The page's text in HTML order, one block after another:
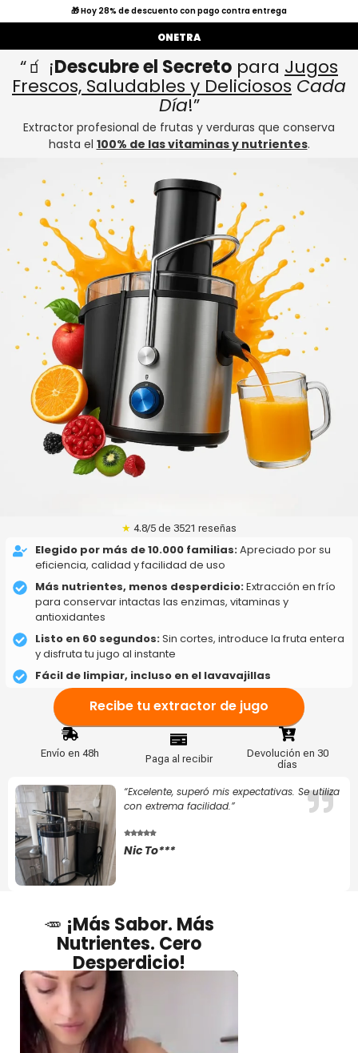
🎁 Hoy 28% de descuento con pago contra entrega
ONETRA
“🧃 ¡Descubre el Secreto para Jugos
Frescos, Saludables y Deliciosos Cada
Día!”
Extractor profesional de frutas y verduras que conserva
hasta el 100% de las vitaminas y nutrientes.
★ 4.8/5 de 3521 reseñas
Elegido por más de 10.000 familias:Apreciado por su
eficiencia, calidad y facilidad de uso
Más nutrientes, menos desperdicio:Extracción en frío
para conservar intactas las enzimas, vitaminas y
antioxidantes
Listo en 60 segundos:Sin cortes, introduce la fruta entera
y disfruta tu jugo al instante
Fácil de limpiar, incluso en el lavavajillas
Recibe tu extractor de jugo
Envío en 48h Paga al recibir
Devolución en 30
días
“Excelente, superó mis expectativas. Se utiliza
con extrema facilidad.”
Nic To***
🥕 ¡Más Sabor. Más
Nutrientes. Cero
Desperdicio!